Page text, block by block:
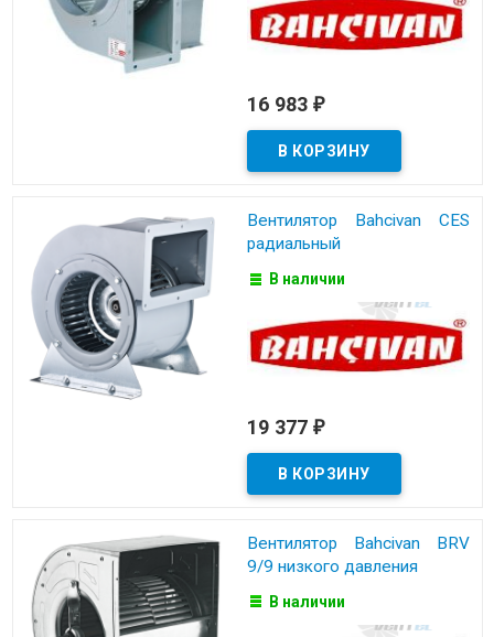
16 983 ₽
Вентилятор Bahcivan CES
радиальный
В наличии
19 377 ₽
Вентилятор Bahcivan BRV
9/9 низкого давления
В наличии